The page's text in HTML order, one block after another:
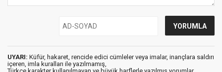
UYARI: Küfür, hakaret, rencide edici cümleler veya imalar, inançlara saldırı
içeren, imla kuralları ile yazılmamış,